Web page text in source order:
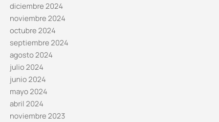
diciembre 2024
noviembre 2024
octubre 2024
septiembre 2024
agosto 2024
julio 2024
junio 2024
mayo 2024
abril 2024
noviembre 2023